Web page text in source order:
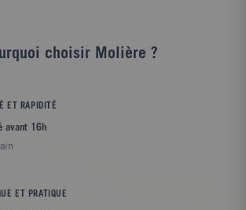
choisir Molière ?
ET RAPIDITÉ
avant 16h
ET PRATIQUE